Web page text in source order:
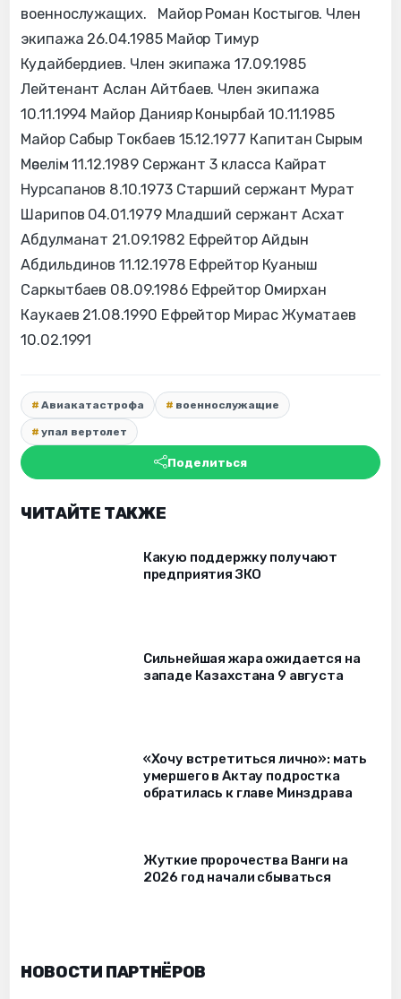
военнослужащих. Майор Роман Костыгов. Член
экипажа 26.04.1985 Майор Тимур
Кудайбердиев. Член экипажа 17.09.1985
Лейтенант Аслан Айтбаев. Член экипажа
10.11.1994 Майор Данияр Конырбай 10.11.1985
Майор Сабыр Токбаев 15.12.1977 Капитан Сырым
Мәселім 11.12.1989 Сержант 3 класса Кайрат
Нурсапанов 8.10.1973 Старший сержант Мурат
Шарипов 04.01.1979 Младший сержант Асхат
Абдулманат 21.09.1982 Ефрейтор Айдын
Абдильдинов 11.12.1978 Ефрейтор Куаныш
Саркытбаев 08.09.1986 Ефрейтор Омирхан
Каукаев 21.08.1990 Ефрейтор Мирас Жуматаев
10.02.1991
Авиакатастрофа военнослужащие
упал вертолет
Поделиться
ЧИТАЙТЕ ТАКЖЕ
Какую поддержку получают
предприятия ЗКО
Сильнейшая жара ожидается на
западе Казахстана 9 августа
«Хочу встретиться лично»: мать
умершего в Актау подростка
обратилась к главе Минздрава
Жуткие пророчества Ванги на
2026 год начали сбываться
НОВОСТИ ПАРТНЁРОВ